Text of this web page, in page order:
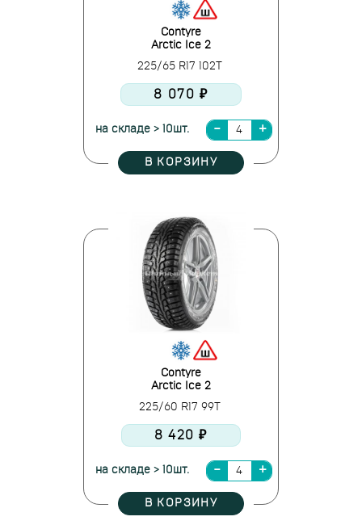
Contyre
Arctic Ice 2
225/65 R17 102T
8 070 ₽
на складе > 10шт.
В КОРЗИНУ
Contyre
Arctic Ice 2
225/60 R17 99T
8 420 ₽
на складе > 10шт.
В КОРЗИНУ